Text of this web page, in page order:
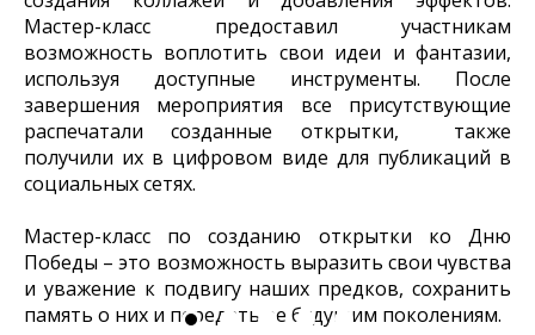
Мастер-класс предоставил участникам
возможность воплотить свои идеи и фантазии,
используя доступные инструменты. После
завершения мероприятия все присутствующие
распечатали созданные открытки, также
получили их в цифровом виде для публикаций в
социальных сетях.
Мастер-класс по созданию открытки ко Дню
Победы – это возможность выразить свои чувства
и уважение к подвигу наших предков, сохранить
память о них и передать ее будущим поколениям.